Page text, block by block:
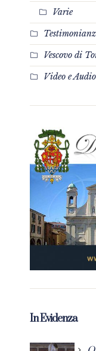
Varie
Vescovo di
Video e Audio
In Evidenza